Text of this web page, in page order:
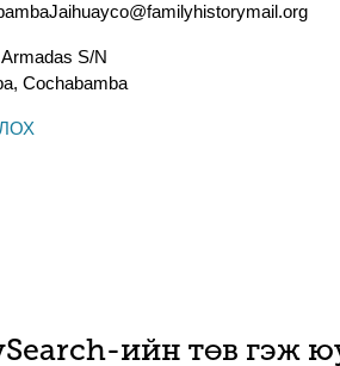
S/N
, Cochabamba
ийн төв гэж